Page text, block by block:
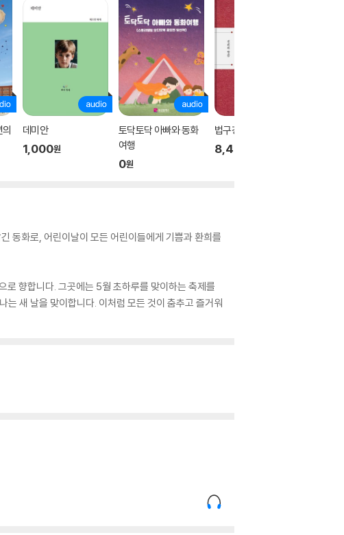
데미안
1,000원
토닥토닥 아빠와 동화
여행
0원
법구경
8,400
동화로, 어린이날이 모든 어린이들에게 기쁨과 환희를
로 향합니다. 그곳에는 5월 초하루를 맞이하는 축제를
새 날을 맞이합니다. 이처럼 모든 것이 춤추고 즐거워